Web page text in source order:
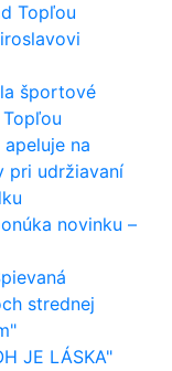
Topľou
športové
na
pri udržiavaní
novinku –
strednej
JE LÁSKA"